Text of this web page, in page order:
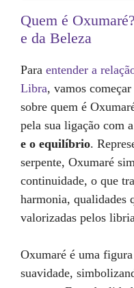
Quem é
e da Beleza
Para entender a
Libra, vamos
sobre quem é
pela sua ligação com a
e o equilíbrio.
serpente, Oxumaré
continuidade, o que
harmonia, qualidades
valorizadas pelos
Oxumaré é uma
suavidade,